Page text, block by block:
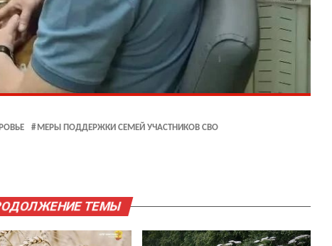
МЕРЫ ПОДДЕРЖКИ СЕМЕЙ УЧАСТНИКОВ СВО
ТЕМЫ